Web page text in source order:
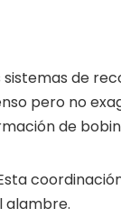
de
pero no
de
alambre.